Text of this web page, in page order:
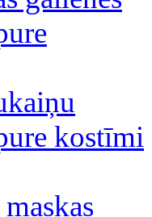
kostīmi